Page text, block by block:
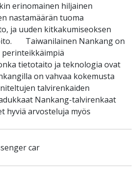
erinomainen hiljainen
nastamäärän tuoma
ja uuden kitkakumiseoksen
Taiwanilainen Nankang on
perinteikkäimpiä
tietotaito ja teknologia ovat
on vahvaa kokemusta
talvirenkaiden
Nankang-talvirenkaat
hyviä arvosteluja myös
car